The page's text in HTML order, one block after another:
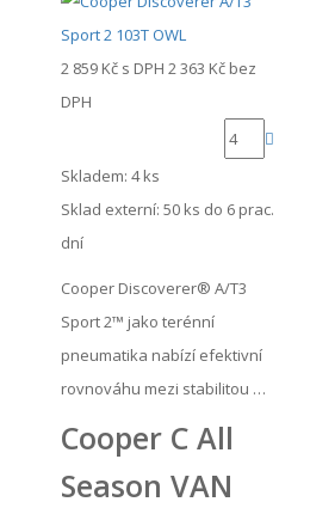
2 859 Kč s DPH 2 363 Kč bez
DPH
Skladem: 4 ks
Sklad externí: 50 ks do 6 prac.
dní
Cooper Discoverer® A/T3
Sport 2™ jako terénní
pneumatika nabízí efektivní
rovnováhu mezi stabilitou …
Cooper C All
Season VAN